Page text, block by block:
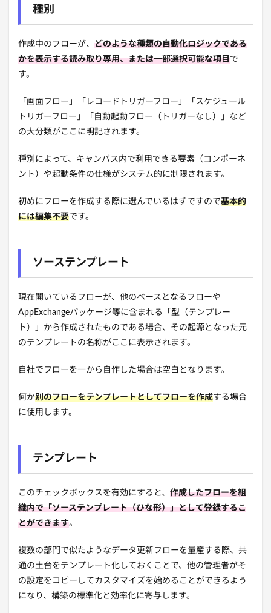
種別
作成中のフローが、 どのような種類の自動化ロジックである
かを表示する読み取り専用、または一部選択可能な項目で
す。
「画面フロー」「レコードトリガーフロー」「スケジュール
トリガーフロー」「自動起動フロー（トリガーなし）」など
の大分類がここに明記されます。
種別によって、キャンバス内で利用できる要素（コンポーネ
ント）や起動条件の仕様がシステム的に制限されます。
初めにフローを作成する際に選んでいるはずですので基本的
には編集不要です。
ソーステンプレート
現在開いているフローが、他のベースとなるフローや
AppExchangeパッケージ等に含まれる「型（テンプレー
ト）」から作成されたものである場合、その起源となった元
のテンプレートの名称がここに表示されます。
自社でフローを一から自作した場合は空白となります。
何か別のフローをテンプレートとしてフローを作成する場合
に使用します。
テンプレート
このチェックボックスを有効にすると、 作成したフローを組
織内で「ソーステンプレート（ひな形）」として登録するこ
とができます。
複数の部門で似たようなデータ更新フローを量産する際、共
通の土台をテンプレート化しておくことで、他の管理者がそ
の設定をコピーしてカスタマイズを始めることができるよう
になり、構築の標準化と効率化に寄与します。